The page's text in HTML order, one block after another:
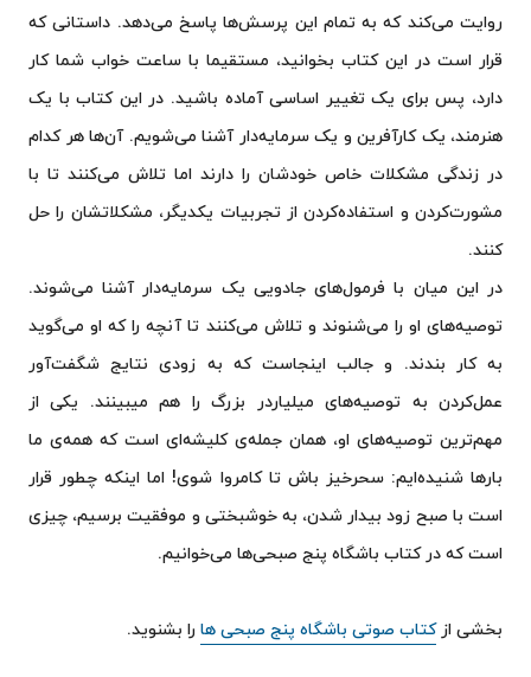
روایت می‌کند که به تمام این پرسش‌ها پاسخ می‌دهد. داستانی که
قرار است در این کتاب بخوانید، مستقیما با ساعت خواب شما کار
دارد، پس برای یک تغییر اساسی آماده باشید. در این کتاب با یک
هنرمند، یک کارآفرین و یک سرمایه‌دار آشنا می‌شویم. آن‌‎ها هر کدام
در زندگی مشکلات خاص خودشان را دارند اما تلاش می‌کنند تا با
مشورت‌کردن و استفاده‌کردن از تجربیات یکدیگر، مشکلاتشان را حل
کنند.
در این میان با فرمول‌های جادویی یک سرمایه‌دار آشنا می‌شوند.
توصیه‌های او را می‌شنوند و تلاش می‌کنند تا آنچه را که او می‌گوید
به کار بندند. و جالب اینجاست که به زودی نتایج شگفت‌آور
عمل‌کردن به توصیه‌های میلیاردر بزرگ را هم می‎بینند. یکی از
مهم‌ترین توصیه‌های او، همان جمله‌ی‌ کلیشه‌ای است که همه‌ی ما
بارها شنیده‌ایم: سحرخیز باش تا کامروا شوی! اما اینکه چطور قرار
است با صبح زود بیدار شدن، به خوشبختی و موفقیت برسیم، چیزی
است که در کتاب باشگاه پنج صبحی‌ها می‌خوانیم.
بخشی ازکتاب صوتی باشگاه پنج صبحی ها را بشنوید.